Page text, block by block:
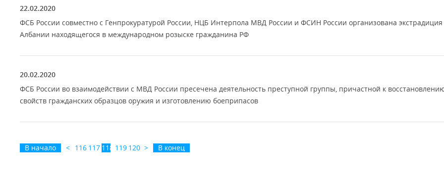
22.02.2020
ФСБ России совместно с Генпрокуратурой России, НЦБ Интерпола МВД России и ФСИН России организована экстрадиция
Албании находящегося в международном розыске гражданина РФ
20.02.2020
ФСБ России во взаимодействии с МВД России пресечена деятельность преступной группы, причастной к
свойств гражданских образцов оружия и изготовлению боеприпасов
В начало < 116 117 118 119 120 > В конец